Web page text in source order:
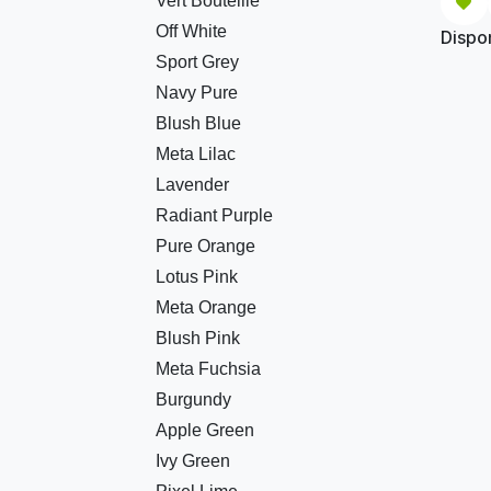
Off White
Sport Grey
Navy Pure
Blush Blue
Meta Lilac
Lavender
Radiant Purple
Pure Orange
Lotus Pink
Meta Orange
Blush Pink
Meta Fuchsia
Burgundy
Apple Green
Ivy Green
coton,